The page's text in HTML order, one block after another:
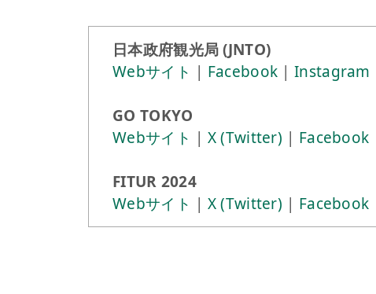
日本政府観光局 (JNTO)
Webサイト | Facebook |Instagram
GO TOKYO
Webサイト | X (Twitter) | Facebook
FITUR 2024
Webサイト | X (Twitter) | Facebook